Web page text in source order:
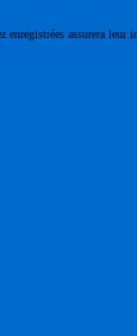
assurera leur